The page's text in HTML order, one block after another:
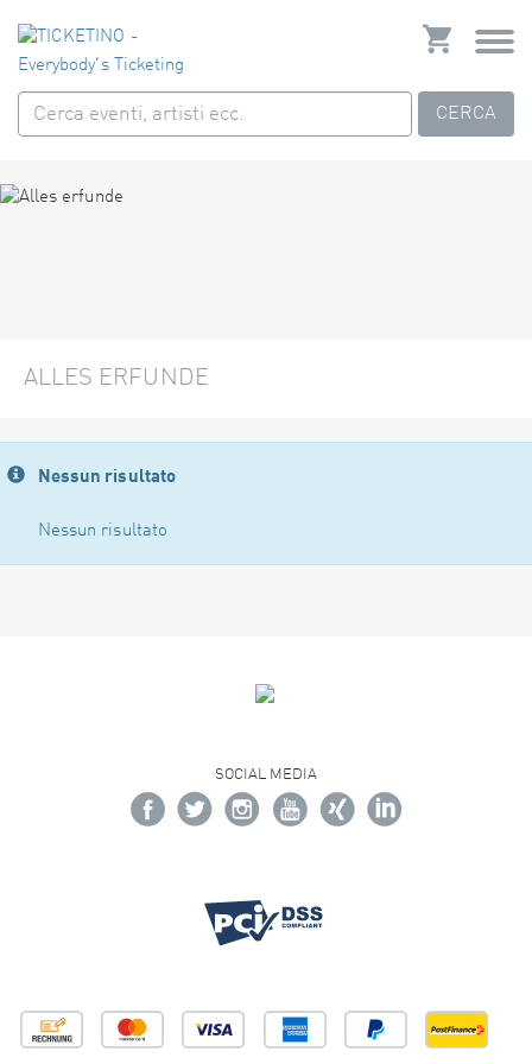
CERCA
ALLES ERFUNDE
Nessun risultato
Nessun risultato
SOCIAL MEDIA